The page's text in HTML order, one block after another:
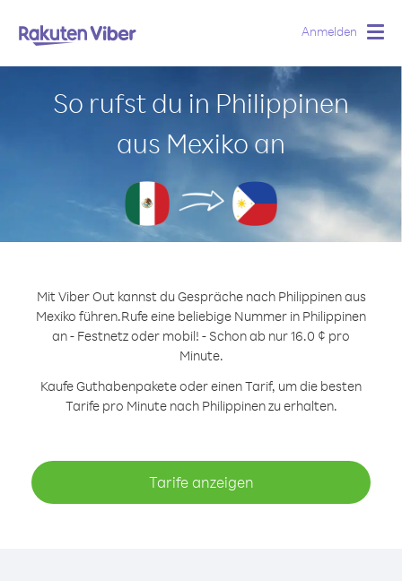
Anmelden
So rufst du in Philippinen
aus Mexiko an
Mit Viber Out kannst du Gespräche nach Philippinen aus
Mexiko führen.Rufe eine beliebige Nummer in Philippinen
an - Festnetz oder mobil! - Schon ab nur 16.0 ¢ pro
Minute.
Kaufe Guthabenpakete oder einen Tarif, um die besten
Tarife pro Minute nach Philippinen zu erhalten.
Tarife anzeigen